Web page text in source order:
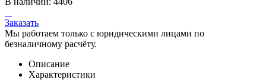
Заказать
Мы работаем только с юридическими лицами по
безналичному расчёту.
Описание
Характеристики